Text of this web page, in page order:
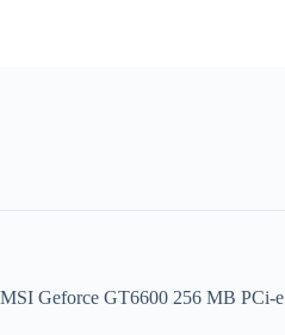
MSI Geforce GT6600 256 MB PCi-e